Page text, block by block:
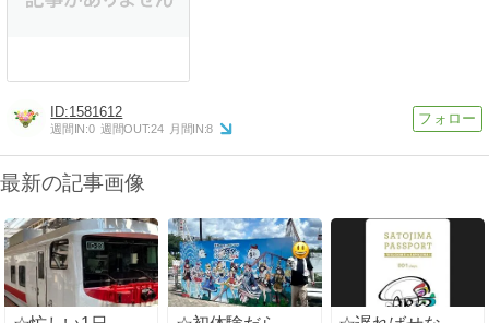
1581612
週間IN:0 週間OUT:24 月間IN:8
最新の記事画像